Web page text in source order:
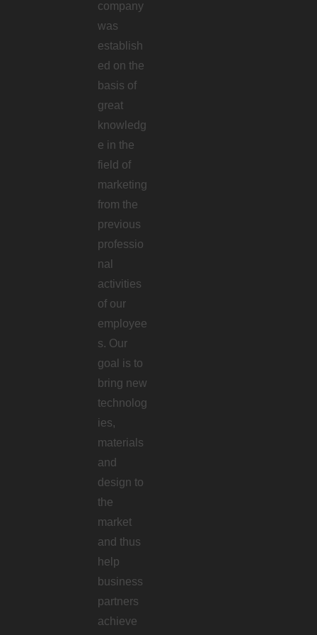
company
was
establish
ed on the
basis of
great
knowledg
e in the
field of
marketing
from the
previous
professio
nal
activities
of our
employee
s. Our
goal is to
bring new
technolog
ies,
materials
and
design to
the
market
and thus
help
business
partners
achieve